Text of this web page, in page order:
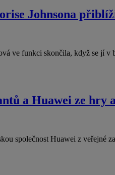
Johnsona
ve funkci skončila, když se jí v
a Huawei ze hry
společnost Huawei z veřejné